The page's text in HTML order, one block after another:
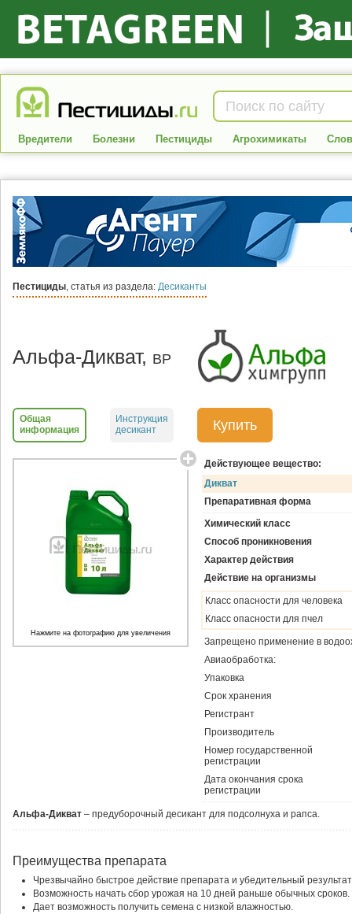
Вредители Болезни Пестициды Агрохимикаты
Пестициды, статья из раздела: Десиканты
Альфа-Дикват, ВР
Общая
информация
Инструкция
десикант
Купить
Действующее вещество:
Дикват
Препаративная форма
Химический класс
Способ проникновения
Характер действия
Действие на организмы
Класс опасности для человека
Класс опасности для пчел
Запрещено применение в
Авиаобработка:
Упаковка
Срок хранения
Регистрант
Производитель
Номер государственной
регистрации
Дата окончания срока
регистрации
Нажмите на фотографию для увеличения
Альфа-Дикват – предуборочный десикант для подсолнуха и рапса.
Преимущества препарата
Чрезвычайно быстрое действие препарата и убедительный
Возможность начать сбор урожая на 10 дней раньше обычных сроков.
Дает возможность получить семена с низкой влажностью.